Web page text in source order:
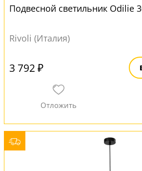
Подвесной светильник Odilie
Rivoli (Италия)
3 792 ₽